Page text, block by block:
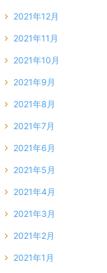
2021年12月
2021年11月
2021年10月
2021年9月
2021年8月
2021年7月
2021年6月
2021年5月
2021年4月
2021年3月
2021年2月
2021年1月